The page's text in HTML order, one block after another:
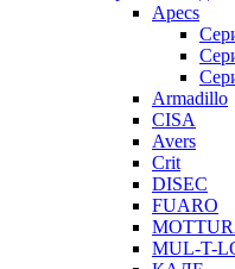
Apecs
Armadillo
CISA
Avers
Crit
DISEC
FUARO
MUL-T-